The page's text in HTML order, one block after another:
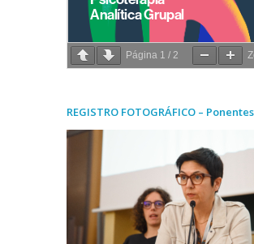
Página 1 / 2
REGISTRO FOTOGRÁFICO –